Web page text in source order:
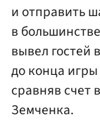
и отправить
в
вывел гостей
до конца
сравняв счет
Земченка.